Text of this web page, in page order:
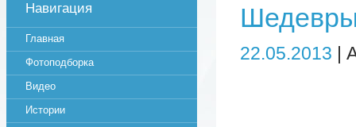
Шедевры
22.05.2013 |
Навигация
Главная
Фотоподборка
Видео
Истории